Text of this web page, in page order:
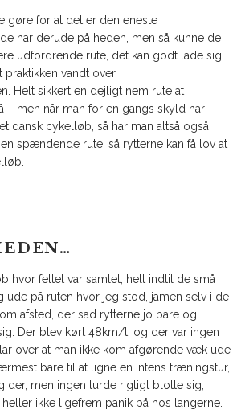
gøre for at det er den eneste
har derude på heden, men så kunne de
udfordrende rute, det kan godt lade sig
praktikken vandt over
Helt sikkert en dejligt nem rute at
– men når man for en gangs skyld har
dansk cykelløb, så har man altså også
spændende rute, så rytterne kan få lov at
hvor feltet var samlet, helt indtil de små
ude på ruten hvor jeg stod, jamen selv i de
afsted, der sad rytterne jo bare og
Der blev kørt 48km/t, og der var ingen
over at man ikke kom afgørende væk ude
bare til at ligne en intens træningstur,
der, men ingen turde rigtigt blotte sig,
ikke ligefrem panik på hos langerne.